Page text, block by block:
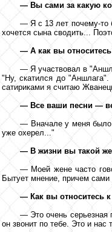
— Вы сами за какую
— Я с 13 лет почему-то
хочется сына сводить...
— А как вы
— Я участвовал в
"Ну, скатился до
сатириками я считаю
— Все ваши песни —
— Вначале у меня было
уже охерел..."
— В жизни вы такой
— Моей жене часто
Бытует мнение, причем
— Как вы относитесь к
— Это очень серьезная
он звонит по тебе. Это и